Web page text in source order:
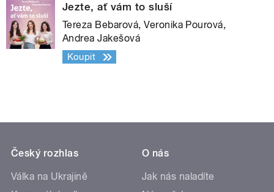
Jezte, ať vám to sluší
Tereza Bebarová, Veronika Pourová,
Andrea Jakešová
Koupit
Český rozhlas
Válka na Ukrajině
O nás
Jak nás naladíte